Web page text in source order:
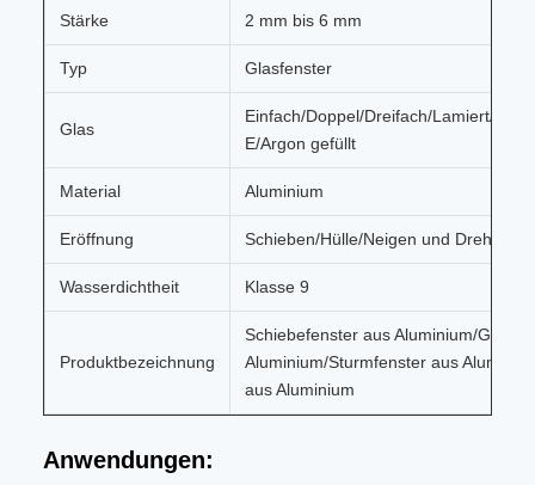
Stärke 2 mm bis 6 mm
Typ Glasfenster
Glas
Einfach/Doppel/Dreifach/Lamiert/
E/Argon gefüllt
Material Aluminium
Eröffnung Schieben/Hülle/Neigen und Drehen
Wasserdichtheit Klasse 9
Produktbezeichnung
Schiebefenster aus Aluminium/
Aluminium/Sturmfenster aus
aus Aluminium
Anwendungen: